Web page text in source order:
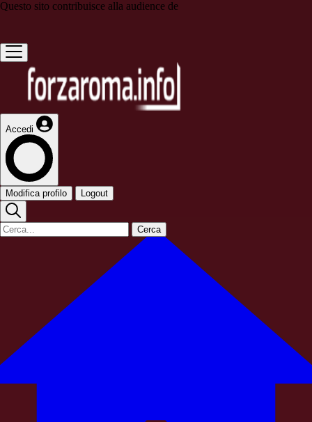
Questo sito contribuisce alla audience de
Accedi
Modifica profilo Logout
Cerca